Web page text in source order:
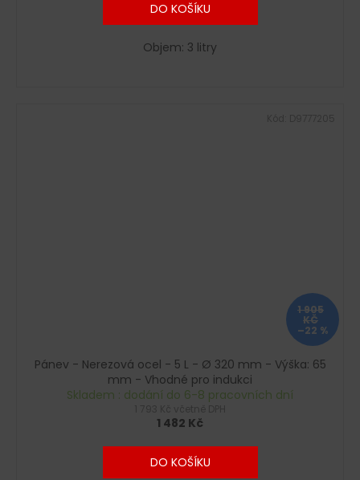
DO KOŠÍKU
Objem: 3 litry
1 905
KČ
–22 %
Pánev - Nerezová ocel - 5 L - Ø 320 mm - Výška: 65
mm - Vhodné pro indukci
Skladem : dodání do 6-8 pracovních dní
1 482 Kč
DO KOŠÍKU